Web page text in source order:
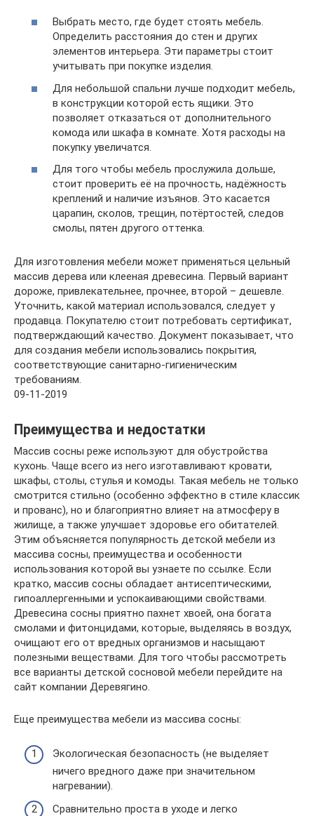
Выбрать место, где будет стоять мебель.
Определить расстояния до стен и других
элементов интерьера. Эти параметры стоит
учитывать при покупке изделия.
Для небольшой спальни лучше подходит мебель,
в конструкции которой есть ящики. Это
позволяет отказаться от дополнительного
комода или шкафа в комнате. Хотя расходы на
покупку увеличатся.
Для того чтобы мебель прослужила дольше,
стоит проверить её на прочность, надёжность
креплений и наличие изъянов. Это касается
царапин, сколов, трещин, потёртостей, следов
смолы, пятен другого оттенка.
Для изготовления мебели может применяться цельный
массив дерева или клееная древесина. Первый вариант
дороже, привлекательнее, прочнее, второй – дешевле.
Уточнить, какой материал использовался, следует у
продавца. Покупателю стоит потребовать сертификат,
подтверждающий качество. Документ показывает, что
для создания мебели использовались покрытия,
соответствующие санитарно-гигиеническим
требованиям.
09-11-2019
Преимущества и недостатки
Массив сосны реже используют для обустройства
кухонь. Чаще всего из него изготавливают кровати,
шкафы, столы, стулья и комоды. Такая мебель не только
смотрится стильно (особенно эффектно в стиле классик
и прованс), но и благоприятно влияет на атмосферу в
жилище, а также улучшает здоровье его обитателей.
Этим объясняется популярность детской мебели из
массива сосны, преимущества и особенности
использования которой вы узнаете по ссылке. Если
кратко, массив сосны обладает антисептическими,
гипоаллергенными и успокаивающими свойствами.
Древесина сосны приятно пахнет хвоей, она богата
смолами и фитонцидами, которые, выделяясь в воздух,
очищают его от вредных организмов и насыщают
полезными веществами. Для того чтобы рассмотреть
все варианты детской сосновой мебели перейдите на
сайт компании Деревягино.
Еще преимущества мебели из массива сосны:
Экологическая безопасность (не выделяет
ничего вредного даже при значительном
нагревании).
Сравнительно проста в уходе и легко